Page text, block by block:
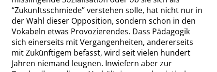
“Zukunftsschmiede”verstehen solle, hat nicht nur in
der Wahl dieser Opposition, sondern schon in den
Vokabeln etwas Provozierendes. Dass Pädagogik
sich einerseits mit Vergangenheiten, andererseits
mit Zukünftigem befasst, wird seit vielen hundert
Jahren niemand leugnen. Inwiefern aber zur